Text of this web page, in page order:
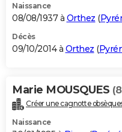
Naissance
08/08/1937 à Orthez (
Décès
09/10/2014 à Orthez (
Marie MOUSQUES
Créer une cagnotte
Naissance